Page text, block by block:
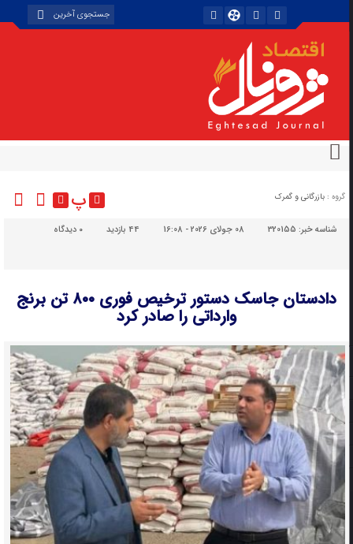
گروه : بازرگانی و گمرک پ
شناسه خبر:320155 08 جولای 2026 - 16:08 44 بازدید دیدگاه
دادستان جاسک دستور ترخیص فوری ۸۰۰ تن برنج
وارداتی را صادر کرد